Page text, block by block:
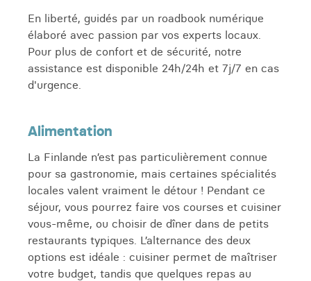
En liberté, guidés par un roadbook numérique
élaboré avec passion par vos experts locaux.
Pour plus de confort et de sécurité, notre
assistance est disponible 24h/24h et 7j/7 en cas
d'urgence.
Alimentation
La Finlande n’est pas particulièrement connue
pour sa gastronomie, mais certaines spécialités
locales valent vraiment le détour ! Pendant ce
séjour, vous pourrez faire vos courses et cuisiner
vous-même, ou choisir de dîner dans de petits
restaurants typiques. L’alternance des deux
options est idéale : cuisiner permet de maîtriser
votre budget, tandis que quelques repas au